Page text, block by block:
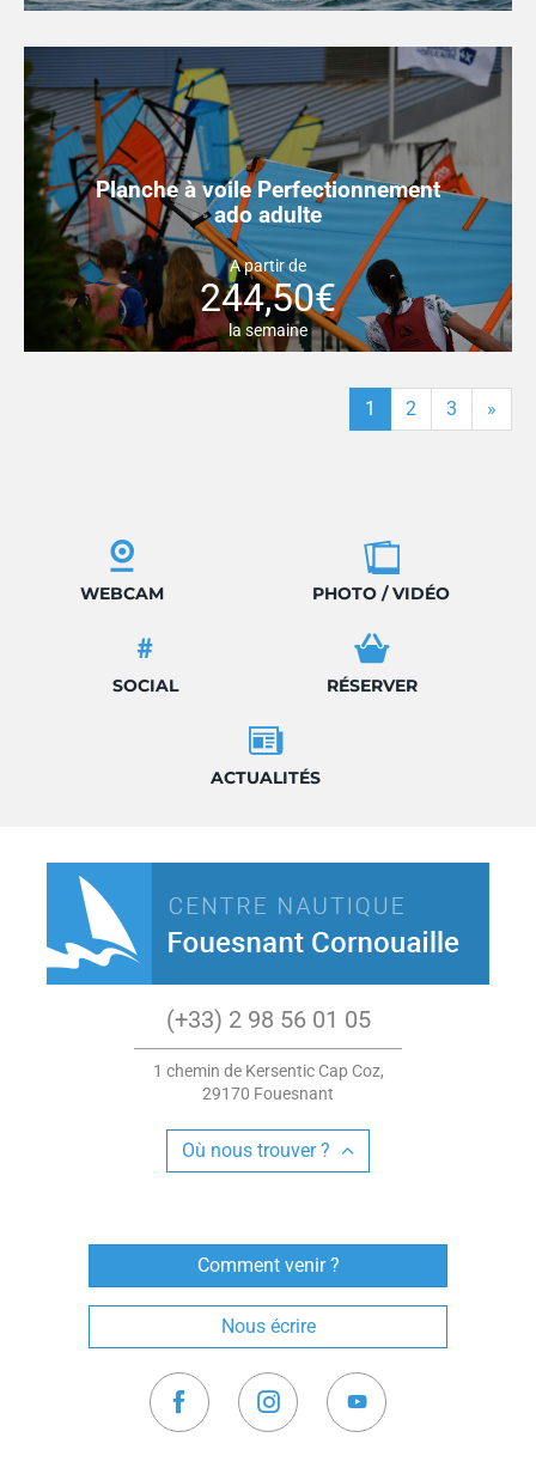
Planche à voile Perfectionnement
ado adulte
A partir de
244,50€
la semaine
1 2 3 »
WEBCAM PHOTO / VIDÉO
SOCIAL RÉSERVER
ACTUALITÉS
1 chemin de Kersentic Cap Coz,
29170 Fouesnant
(+33) 2 98 56 01 05
Où nous trouver ?
Comment venir ?
Nous écrire